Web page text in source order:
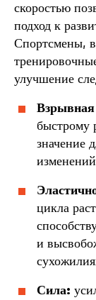
скоростью
подход к
Спортсмены,
улучшение
Взрывная
быстрому
значение
цикла
и
Сила: